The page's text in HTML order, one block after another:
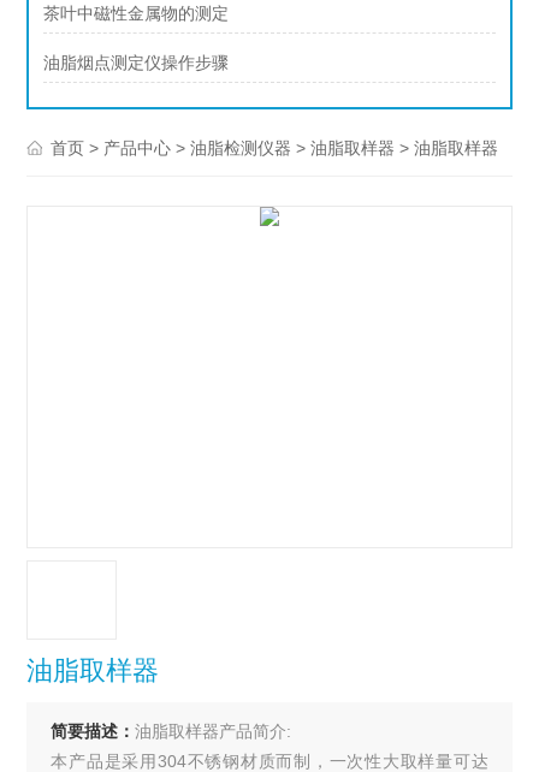
茶叶中磁性金属物的测定
油脂烟点测定仪操作步骤
首页 > 产品中心 >油脂检测仪器 >油脂取样器 > 油脂取样器
油脂取样器
简要描述：油脂取样器产品简介:
本产品是采用304不锈钢材质而制，一次性大取样量可达